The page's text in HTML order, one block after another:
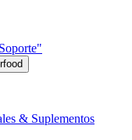
& Suplementos